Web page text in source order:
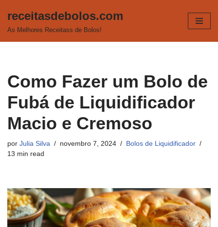
Pular
receitasdebolos.com
As Melhores Receitass de Bolos!
Como Fazer um Bolo de
Fubá de Liquidificador
Macio e Cremoso
por Julia Silva novembro 7, 2024
Bolos de Liquidificador
13 min read